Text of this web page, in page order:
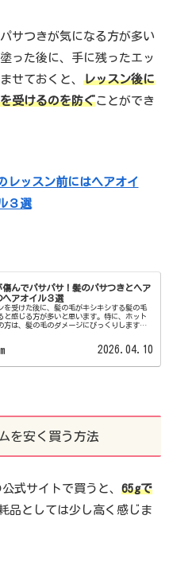
サつきが気になる方が多い
った後に、手に残ったエッ
せておくと、 レッスン後に
受けるのを防ぐことができ
レッスン前にはヘアオイ
３選
傷んでパサパサ！髪のパサつきとヘア
ヘアオイル３選
を受けた後に、髪の毛がキシキシする髪の毛
と感じる方が多いと思います。特に、ホット
方は、髪の毛のダメージにびっくりしますよ
2026.04.10
を安く買う方法
公式サイトで買うと、 65gで
品としては少し高く感じま